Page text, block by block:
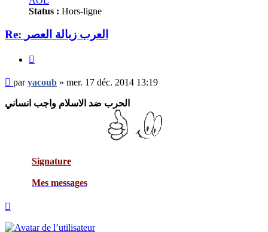
Status : Hors-ligne
Re: العرب زبالة العصر
Message
non
lu
paryacoub » mer. 17 déc. 2014 13:19
الحرب ضد الاسلام واجب انساني
Signature
Mes messages